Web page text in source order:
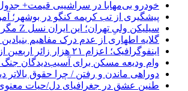
خودرو بی‌مهابا در سراشیبی قیمت+
پیشگیری از تب کریمه کنگو در بوشهر؛
سیلیکن ولیِ تهران؛ این ایران نسل Z مگر متوقف شدنی است؟ / آینده ایران را این دانش آموزان می سازند
گلایه اطهاری از عدم درک مفاهیم بنیادین
اینفوگرافیک؛ اعزام ۲۱ هزار زائر اربعین از آذربایجان‌شرقی
وام ودیعه مسکن برای آسیب‌دیدگان
دوراهی ماندن و رفتن / چرا حقوق
طنین عشق در جغرافیای دل/حیات معنوی